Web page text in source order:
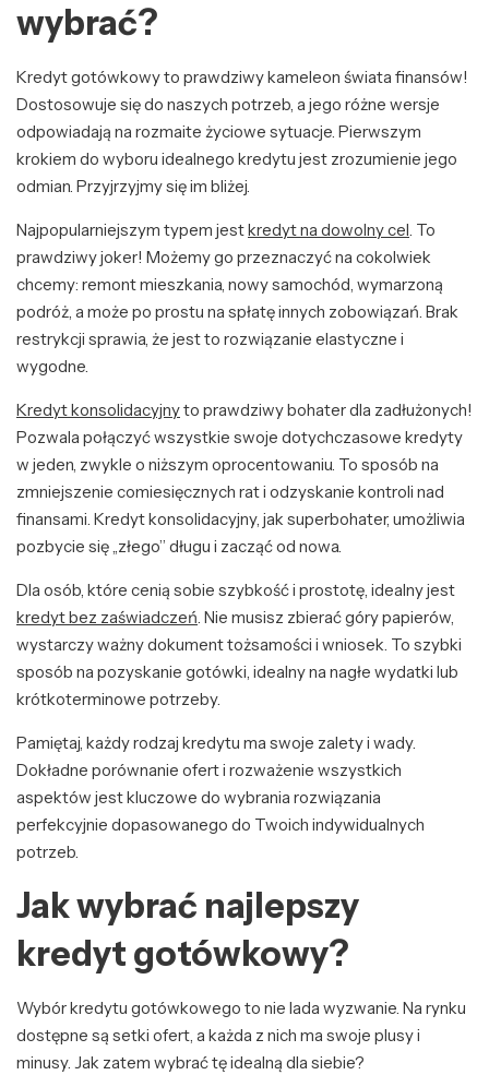
wybrać?
Kredyt gotówkowy to prawdziwy kameleon świata finansów!
Dostosowuje się do naszych potrzeb, a jego różne wersje
odpowiadają na rozmaite życiowe sytuacje. Pierwszym
krokiem do wyboru idealnego kredytu jest zrozumienie jego
odmian. Przyjrzyjmy się im bliżej.
Najpopularniejszym typem jestkredyt na dowolny cel. To
prawdziwy joker! Możemy go przeznaczyć na cokolwiek
chcemy: remont mieszkania, nowy samochód, wymarzoną
podróż, a może po prostu na spłatę innych zobowiązań. Brak
restrykcji sprawia, że jest to rozwiązanie elastyczne i
wygodne.
Kredyt konsolidacyjnyto prawdziwy bohater dla zadłużonych!
Pozwala połączyć wszystkie swoje dotychczasowe kredyty
w jeden, zwykle o niższym oprocentowaniu. To sposób na
zmniejszenie comiesięcznych rat i odzyskanie kontroli nad
finansami. Kredyt konsolidacyjny, jak superbohater, umożliwia
pozbycie się „złego” długu i zacząć od nowa.
Dla osób, które cenią sobie szybkość i prostotę, idealny jest
kredyt bez zaświadczeń. Nie musisz zbierać góry papierów,
wystarczy ważny dokument tożsamości i wniosek. To szybki
sposób na pozyskanie gotówki, idealny na nagłe wydatki lub
krótkoterminowe potrzeby.
Pamiętaj, każdy rodzaj kredytu ma swoje zalety i wady.
Dokładne porównanie ofert i rozważenie wszystkich
aspektów jest kluczowe do wybrania rozwiązania
perfekcyjnie dopasowanego do Twoich indywidualnych
potrzeb.
Jak wybrać najlepszy
kredyt gotówkowy?
Wybór kredytu gotówkowego to nie lada wyzwanie. Na rynku
dostępne są setki ofert, a każda z nich ma swoje plusy i
minusy. Jak zatem wybrać tę idealną dla siebie?